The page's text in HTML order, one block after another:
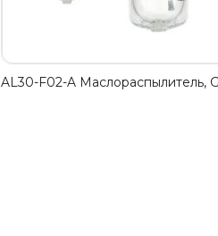
AL30-F02-A Маслораспылитель,